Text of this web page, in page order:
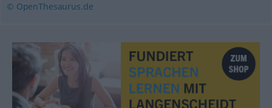
© OpenThesaurus.de